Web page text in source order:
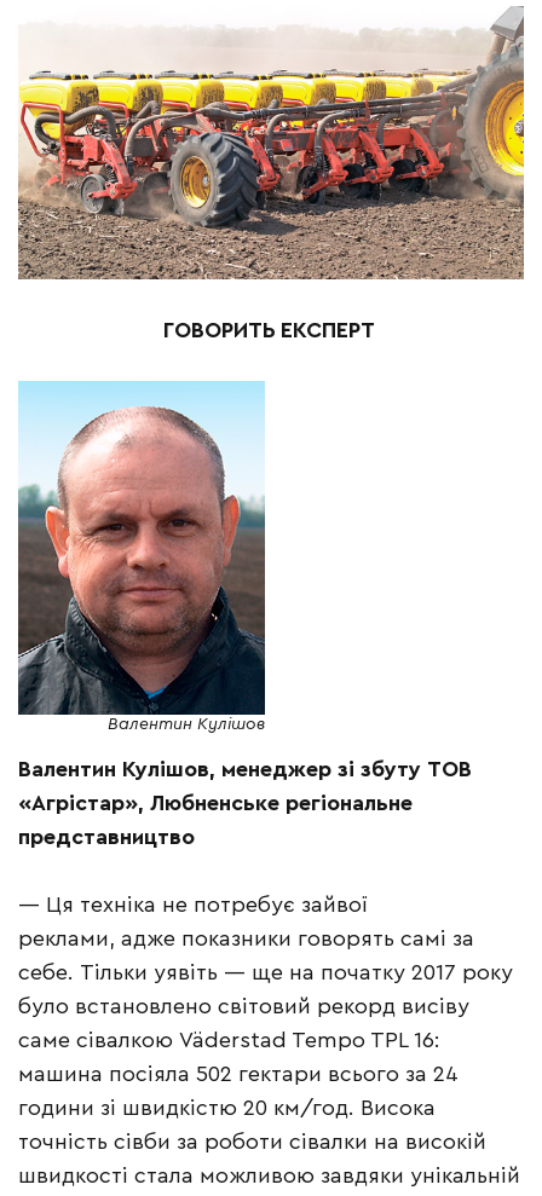
ГОВОРИТЬ ЕКСПЕРТ
Валентин Кулішов
Валентин Кулішов, менеджер зі збуту ТОВ
«Агрістар», Любненське регіональне
представництво
— Ця техніка не потребує зайвої
реклами, адже показники говорять самі за
себе. Тільки уявіть — ще на початку 2017 року
було встановлено світовий рекорд висіву
саме сівалкою Väderstad Tempo TPL 16:
машина посіяла 502 гектари всього за 24
години зі швидкістю 20 км/год. Висока
точність сівби за роботи сівалки на високій
швидкості стала можливою завдяки унікальній